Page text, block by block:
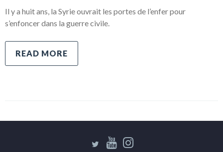
Il y a huit ans, la Syrie ouvrait les portes de l’enfer pour
s’enfoncer dans la guerre civile.
READ MORE